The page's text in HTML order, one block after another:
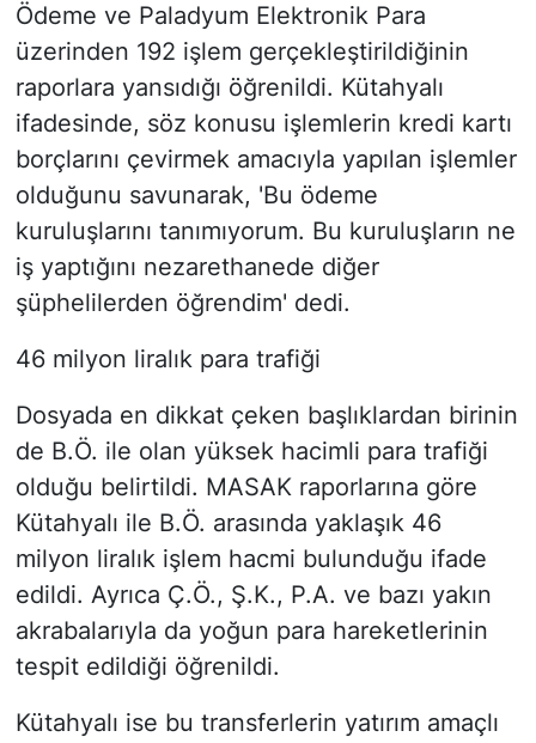
Ödeme ve Paladyum Elektronik Para
üzerinden 192 işlem gerçekleştirildiğinin
raporlara yansıdığı öğrenildi. Kütahyalı
ifadesinde, söz konusu işlemlerin kredi kartı
borçlarını çevirmek amacıyla yapılan işlemler
olduğunu savunarak, 'Bu ödeme
kuruluşlarını tanımıyorum. Bu kuruluşların ne
iş yaptığını nezarethanede diğer
şüphelilerden öğrendim' dedi.
46 milyon liralık para trafiği
Dosyada en dikkat çeken başlıklardan birinin
de B.Ö. ile olan yüksek hacimli para trafiği
olduğu belirtildi. MASAK raporlarına göre
Kütahyalı ile B.Ö. arasında yaklaşık 46
milyon liralık işlem hacmi bulunduğu ifade
edildi. Ayrıca Ç.Ö., Ş.K., P.A. ve bazı yakın
akrabalarıyla da yoğun para hareketlerinin
tespit edildiği öğrenildi.
Kütahyalı ise bu transferlerin yatırım amaçlı